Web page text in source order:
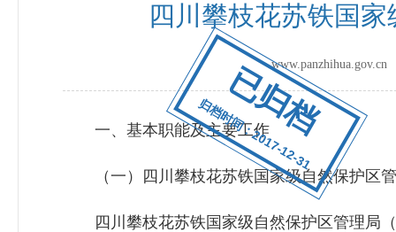
已归档
归档时间：2017-12-31
四川攀枝花苏铁国
一、基本职能及主要工作
（一）四川攀枝花苏铁国家级自然保护区
四川攀枝花苏铁国家级自然保护区管理局（